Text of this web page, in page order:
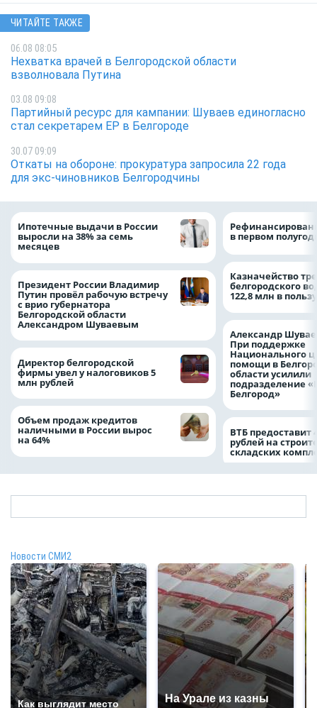
ЧИТАЙТЕ ТАКЖЕ
06.08 08:05
Нехватка врачей в Белгородской области
взволновала Путина
03.08 09:08
Партийный ресурс для кампании: Шуваев единогласно
стал секретарем ЕР в Белгороде
30.07 09:09
Откаты на обороне: прокуратура запросила 22 года
для экс-чиновников Белгородчины
Ипотечные выдачи в России
выросли на 38% за семь
месяцев
Президент России Владимир
Путин провёл рабочую встречу
с врио губернатора
Белгородской области
Александром Шуваевым
Директор белгородской
фирмы увел у налоговиков 5
млн рублей
Объем продаж кредитов
наличными в России вырос
на 64%
в первом
Казначейство
белгородского
122,8 млн в
Александр
При поддержке
Национального
помощи в
области усилили
подразделение
Белгород»
ВТБ предоставит
рублей на
складских
Новости СМИ2
Как выглядит место На Урале из казны